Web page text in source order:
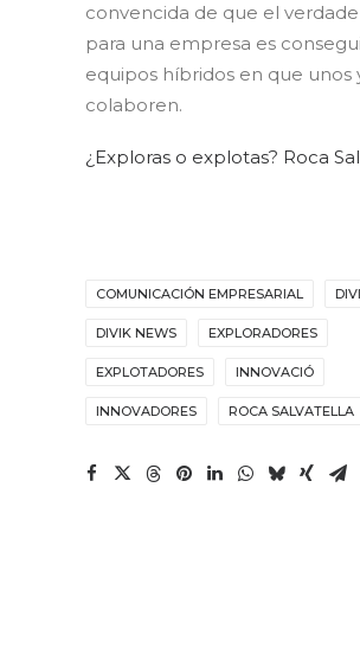
convencida de que el
para una empresa es
equipos híbridos en que unos
colaboren.
¿Exploras o explotas? Roca
COMUNICACIÓN EMPRESARIAL
DIVIK NEWS EXPLORADORES
EXPLOTADORES INNOVACIÓ
INNOVADORES ROCA SALVATELLA